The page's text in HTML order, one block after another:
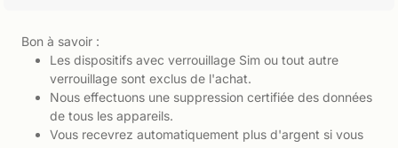
Bon à savoir :
Les dispositifs avec verrouillage Sim ou tout autre
verrouillage sont exclus de l'achat.
Nous effectuons une suppression certifiée des données
de tous les appareils.
Vous recevrez automatiquement plus d'argent si vous